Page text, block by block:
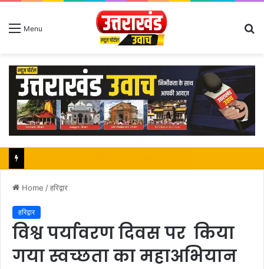
Menu
Home /हरिद्वार
हरिद्वार
विश्व पर्यावरण दिवस पर किया
गया स्वच्छता का महाअभियान